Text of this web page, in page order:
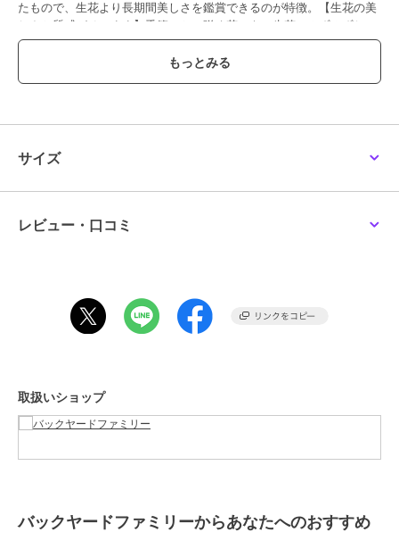
たもので、生花より長期間美しさを鑑賞できるのが特徴。【生花の美
しさと質感がそのまま】季節ごとに咲く花々を、生花のみずみずしい
質感はそのままに透明なドームの中にギュッと凝縮。【水やりやお世
話は不要】ガラスドームで覆われているので、お花がホコリで汚れる
心配がなく、水やりや水換えも一切不要。【仏壇のお手入れも手間い
好印象。【インテリアに奥行きをプラス】ドームの中でお花がふんわ
り浮かんで見えるので、限られた空間でも素敵にディスプレイが可
【大切な方の好きなお花を】季節の風物詩を、気持ち華やぐ彩りで。
[プリザーブドフラワー、ドライフラワー]自然素材
[アーティシャルフラワー]ポリエステル、ポリエチレン
【生産国】 [お花]日本・中国
[組立]日本
約107g（※師走の商品の重量です。）
サイズ
レビュー・口コミ
取扱いショップ
バックヤードファミリーからあなたへのおすすめ